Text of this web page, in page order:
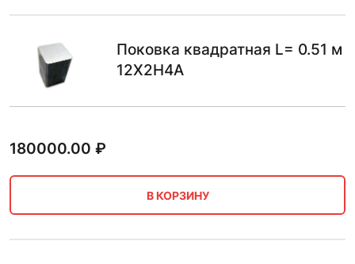
Поковка квадратная L= 0.51 м
12Х2Н4А
180000.00 ₽
В КОРЗИНУ